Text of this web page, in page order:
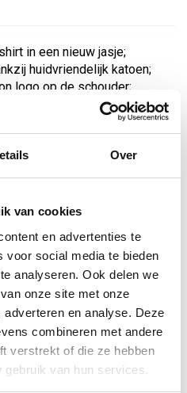
Over
van cookies
en advertenties te
voor social media te bieden
analyseren. Ook delen we
onze site met onze
en analyse. Deze
combineren met andere
verstrekt of die ze hebben
van hun services.
in een nieuw jasje;
huidvriendelijk katoen;
logo op de schouder;
exclusief BTW